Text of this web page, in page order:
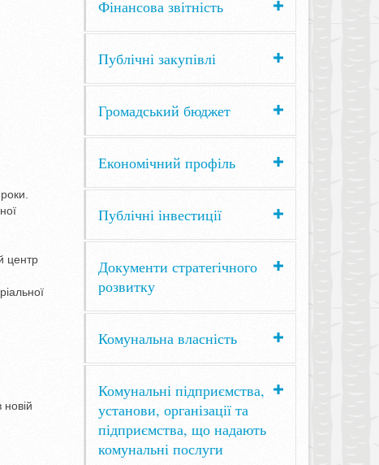
центр
Фінансова звітність
Публічні закупівлі
Громадський бюджет
Економічний профіль
Публічні інвестиції
Документи стратегічного
розвитку
Комунальна власність
Комунальні підприємства,
установи, організації та
підприємства, що надають
комунальні послуги